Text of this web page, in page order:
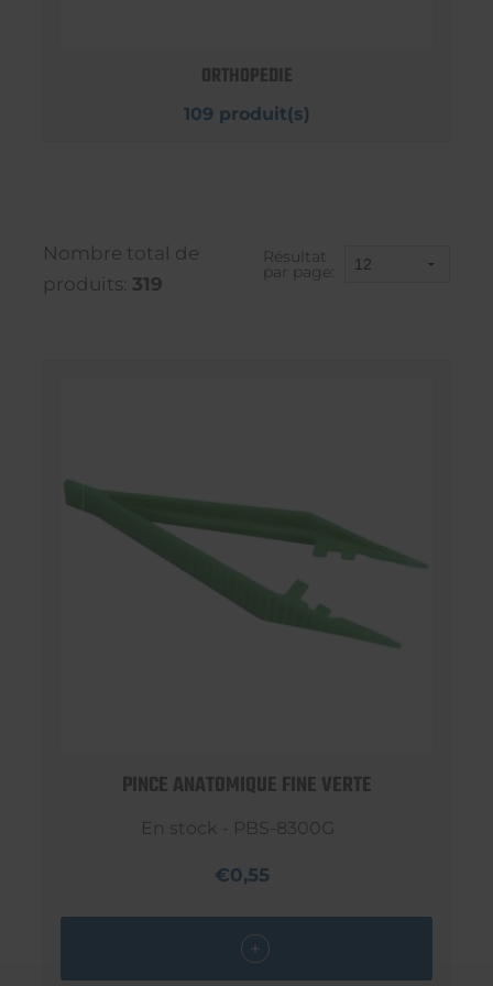
ORTHOPEDIE
109 produit(s)
Nombre total de
produits: 319
Résultat
par page:
PINCE ANATOMIQUE FINE VERTE
En stock - PBS-8300G
€0,55